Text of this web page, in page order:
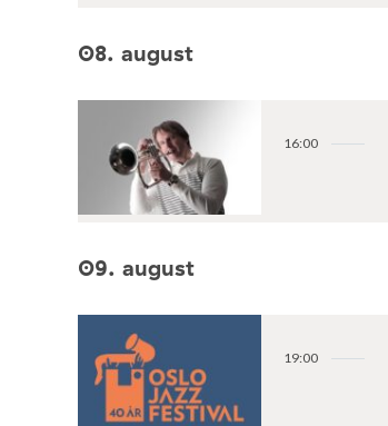
08. august
16:00
09. august
19:00